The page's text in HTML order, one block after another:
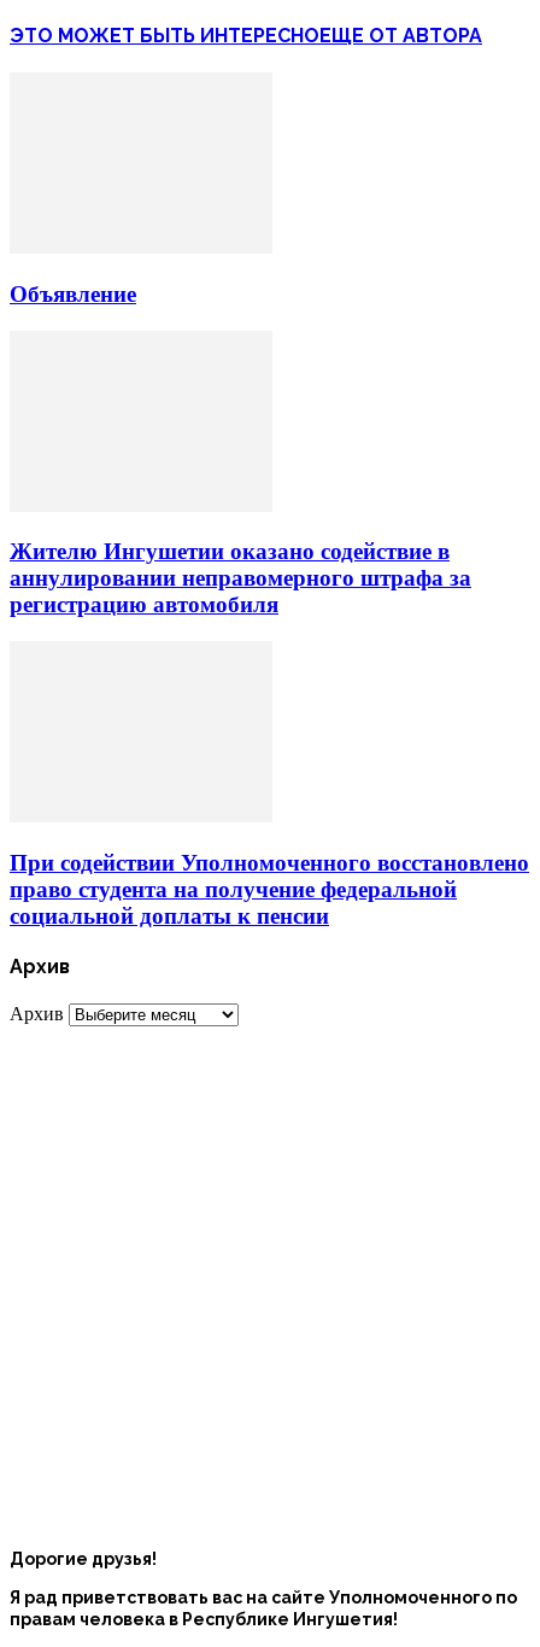
ЭТО МОЖЕТ БЫТЬ ИНТЕРЕСНОЕЩЕ ОТ АВТОРА
Объявление
Жителю Ингушетии оказано содействие в
аннулировании неправомерного штрафа за
регистрацию автомобиля
При содействии Уполномоченного восстановлено
право студента на получение федеральной
социальной доплаты к пенсии
Архив
Архив
Дорогие друзья!
Я рад приветствовать вас на сайте Уполномоченного по
правам человека в Республике Ингушетия!